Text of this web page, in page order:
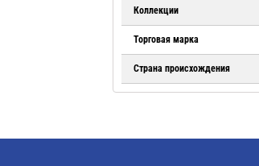
Коллекции
Торговая марка
Страна происхождения